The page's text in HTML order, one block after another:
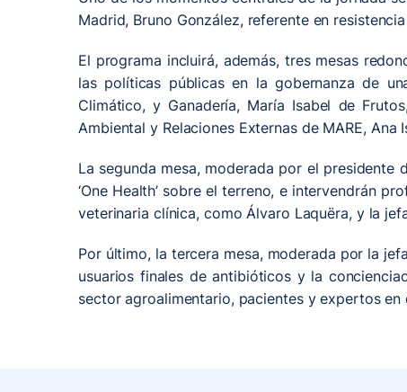
Madrid, Bruno González, referente en
El programa incluirá, además, tres mesas
las políticas públicas en la gobernanza de
Climático, y Ganadería, María Isabel de
Ambiental y Relaciones Externas de MARE, Ana
La segunda mesa, moderada por el
‘One Health’ sobre el terreno, e intervendrán
veterinaria clínica, como Álvaro Laquëra, y la
Por último, la tercera mesa, moderada por la
usuarios finales de antibióticos y la
sector agroalimentario, pacientes y expertos